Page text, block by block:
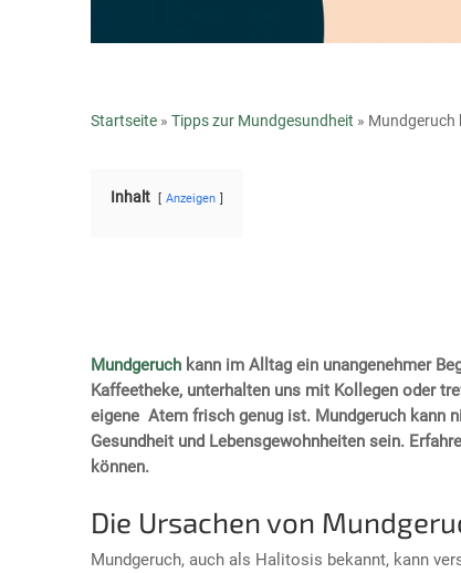
Startseite » Tipps zur Mundgesundheit » Mundgeruch
Inhalt Anzeigen
Mundgeruch kann im Alltag ein unangenehmer
Kaffeetheke, unterhalten uns mit Kollegen oder
eigene Atem frisch genug ist. Mundgeruch kann
Gesundheit und Lebensgewohnheiten sein.
können.
Die Ursachen von
Mundgeruch, auch als Halitosis bekannt, kann